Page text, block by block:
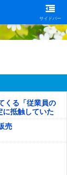
サイドバー
くる「従業員の
に抵触していた
売